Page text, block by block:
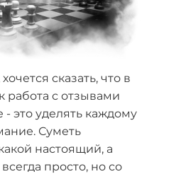
сказать, что в
работа с отзывами
- это уделять каждому
Суметь
настоящий, а
просто, но со